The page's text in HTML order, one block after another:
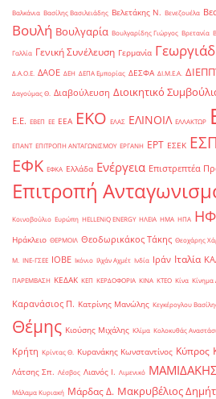
Βαλκάνια Βασίλης Βασιλειάδης Βελετάκης Ν. Βενεζουέλα
Βουλή Βουλγαρία Βουλγαρίδης Γιώργος Βρετανία
Γαλλία Γενική Συνέλευση Γερμανία
Δ.Α.Ο.Ε. ΔΑΟΕ ΔΕΗ ΔΕΠΑ Εμπορίας ΔΕΣΦΑ ΔΙ.Μ.Ε.Α.
Δαγούμας Θ. Διαβούλευση Διοικητικό
Ε.Ε. ΕΒΕΠ ΕΕ ΕΕΑ ΕΚΟ ΕΛΑΣ ΕΛΙΝΟΙΛ ΕΛΛΑΚΤΩΡ
ΕΠΑΝΤ ΕΠΙΤΡΟΠΗ ΑΝΤΑΓΩΝΙΣΜΟΥ ΕΡΓΑΝΗ ΕΡΤ ΕΣΕΚ
ΕΦΚ ΕΦΚΑ Ελλάδα Ενέργεια Επιστρεπτέα
Επιτροπή
Κοινοβούλιο Ευρώπη ΗELLENiQ ENERGY ΗΛΕΙΑ ΗΜΑ ΗΠΑ
Ηράκλειο ΘΕΡΜΟΙΛ Θεοδωρικάκος Τάκης Θεοχάρης
Μ. ΙΝΕ-ΓΣΕΕ ΙΟΒΕ Ικόνιο Ιλχάν Αχμέτ Ινδία Ιράν Ιταλία
ΠΑΡΕΜΒΑΣΗ ΚΕΔΑΚ ΚΕΠ ΚΕΡΔΟΦΟΡΙΑ ΚΙΝΑ ΚΤΕΟ Κίνα Κίνημα
Καρανάσιος Π. Κατρίνης Μανώλης Κεγκέρογλου
Θέμης Κιούσης Μιχάλης Κλίμα Κολοκυθάς
Κρήτη Κρίντας Θ. Κυρανάκης Κωνσταντίνος Κύπρος
Λάτσης Σπ. Λέσβος Λιανός Ι. Λιμενικό
Μάλαμα Κυριακή Μάρδας Δ. Μακρυβέλιος